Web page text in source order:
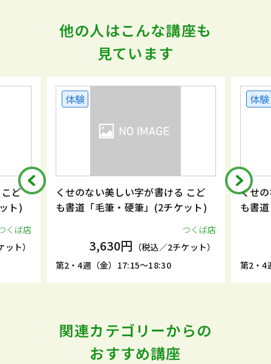
他の人はこんな講座も
見ています
ど
ト)
くば店
ト）
体験
くせのない美しい字が書ける こど
も書道「毛筆・硬筆」(2チケット)
つくば店
3,630円 （税込／2チケット）
第2・4週（金）17:15～18:30
体験
くせ
も書
第2・4
関連カテゴリーからの
おすすめ講座